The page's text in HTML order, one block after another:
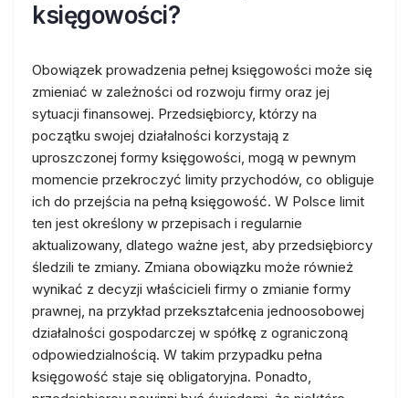
księgowości?
Obowiązek prowadzenia pełnej księgowości może się
zmieniać w zależności od rozwoju firmy oraz jej
sytuacji finansowej. Przedsiębiorcy, którzy na
początku swojej działalności korzystają z
uproszczonej formy księgowości, mogą w pewnym
momencie przekroczyć limity przychodów, co obliguje
ich do przejścia na pełną księgowość. W Polsce limit
ten jest określony w przepisach i regularnie
aktualizowany, dlatego ważne jest, aby przedsiębiorcy
śledzili te zmiany. Zmiana obowiązku może również
wynikać z decyzji właścicieli firmy o zmianie formy
prawnej, na przykład przekształcenia jednoosobowej
działalności gospodarczej w spółkę z ograniczoną
odpowiedzialnością. W takim przypadku pełna
księgowość staje się obligatoryjna. Ponadto,